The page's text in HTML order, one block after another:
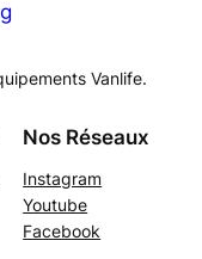
Vanlife.
Nos Réseaux
Instagram
Youtube
Facebook